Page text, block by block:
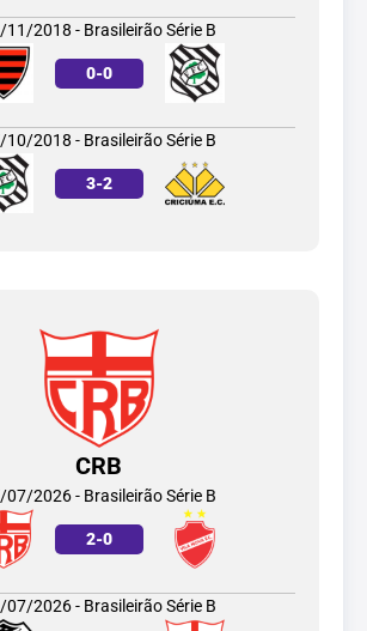
11/2018 - Brasileirão Série B
0-0
10/2018 - Brasileirão Série B
3-2
CRB
07/2026 - Brasileirão Série B
2-0
07/2026 - Brasileirão Série B